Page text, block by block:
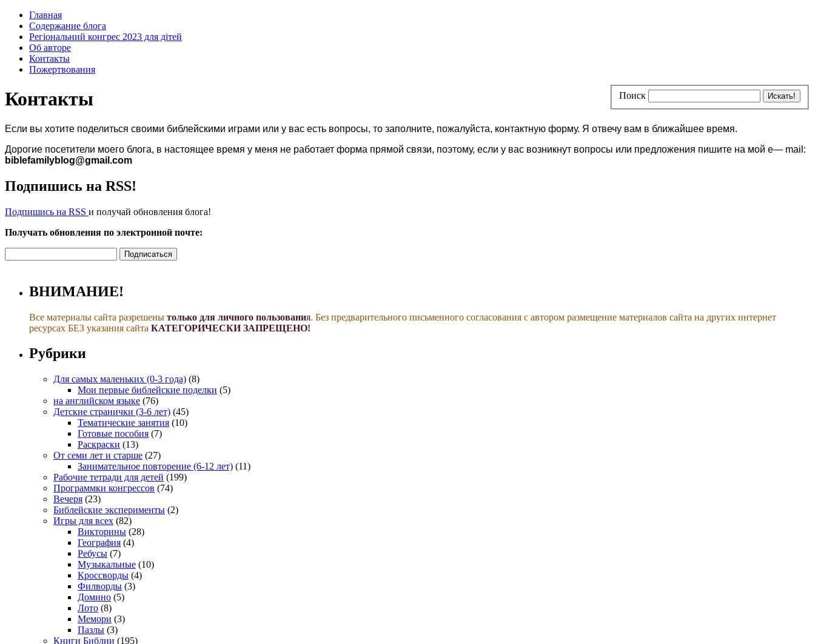
Главная
Содержание блога
Регіональний конгрес 2023 для дітей
Об авторе
Контакты
Пожертвования
Поиск
Контакты
Если вы хотите поделиться своими библейскими играми или у вас есть вопросы, то заполните, пожалуйста, контактную форму. Я отвечу вам в ближайшее время.
Дорогие посетители моего блога, в настоящее время у меня не работает форма прямой связи, поэтому, если у вас возникнут вопросы или предложения пишите на мой e— mail :
biblefamilyblog@gmail .com
Подпишись на RSS!
Подпишись на RSS и получай обновления блога!
Получать обновления по электронной почте:
ВНИМАНИЕ!
Все материалы сайта разрешены только для личного пользования. Без предварительного письменного согласования с автором размещение материалов сайта на других интернет
ресурсах БЕЗ указания сайта КАТЕГОРИЧЕСКИ ЗАПРЕЩЕНО!
Рубрики
Для самых маленьких (0-3 года) (8)
Мои первые библейские поделки (5)
на английском языке (76)
Детские странички (3-6 лет) (45)
Тематические занятия (10)
Готовые пособия (7)
Раскраски (13)
От семи лет и старше (27)
Занимательное повторение (6-12 лет) (11)
Рабочие тетради для детей (199)
Программки конгрессов (74)
Вечеря (23)
Библейские эксперименты (2)
Игры для всех (82)
Викторины (28)
География (4)
Ребусы (7)
Музыкальные (10)
Кроссворды (4)
Филворды (3)
Домино (5)
Лото (8)
Мемори (3)
Пазлы (3)
Книги Библии (195)